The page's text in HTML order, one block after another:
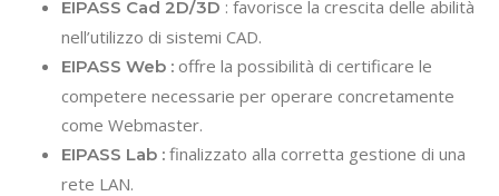
EIPASS Cad 2D/3D : favorisce la crescita delle abilità
nell’utilizzo di sistemi CAD.
EIPASS Web : offre la possibilità di certificare le
competere necessarie per operare concretamente
come Webmaster.
EIPASS Lab : finalizzato alla corretta gestione di una
rete LAN.